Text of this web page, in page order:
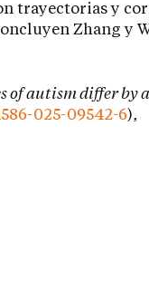
trayectorias y
Zhang y
of autism differ by
025-09542-6),